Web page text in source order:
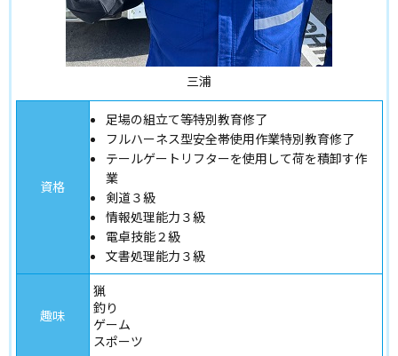
三浦
資格
足場の組立て等特別教育修了
フルハーネス型安全帯使用作業特別教育修了
テールゲートリフターを使用して荷を積卸す作
業
剣道３級
情報処理能力３級
電卓技能２級
文書処理能力３級
趣味
猟
釣り
ゲーム
スポーツ